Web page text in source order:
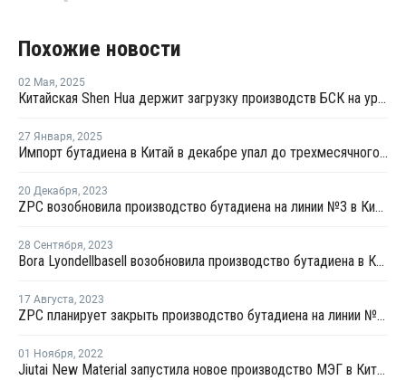
Похожие новости
02 Мая, 2025
Китайская Shen Hua держит загрузку производств БСК на уровне 80%
27 Января, 2025
Импорт бутадиена в Китай в декабре упал до трехмесячного минимума
20 Декабря, 2023
ZPC возобновила производство бутадиена на линии №3 в Китае
28 Сентября, 2023
Bora Lyondellbasell возобновила производство бутадиена в Китае после ремонта
17 Августа, 2023
ZPC планирует закрыть производство бутадиена на линии №3 в Китае
01 Ноября, 2022
Jiutai New Material запустила новое производство МЭГ в Китае